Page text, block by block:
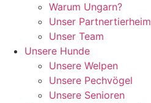
Warum Ungarn?
Unser Partnertierheim
Unser Team
Unsere Hunde
Unsere Welpen
Unsere Pechvögel
Unsere Senioren